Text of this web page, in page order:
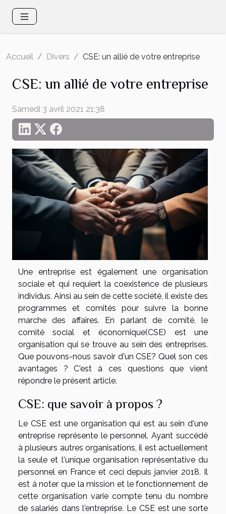
Accueil Divers CSE: un allié de votre entreprise
CSE: un allié de votre entreprise
Samedi 3 avril 2021 21:38
Une entreprise est également une organisation
sociale et qui requiert la coexistence de plusieurs
individus. Ainsi au sein de cette société, il existe des
programmes et comités pour suivre la bonne
marche des affaires. En parlant de comité, le
comité social et économique(CSE) est une
organisation qui se trouve au sein des entreprises.
Que pouvons-nous savoir d'un CSE? Quel son ces
avantages ? C'est à ces questions que vient
répondre le présent article.
CSE: que savoir à propos ?
Le CSE est une organisation qui est au sein d'une
entreprise représente le personnel. Ayant succédé
à plusieurs autres organisations, il est actuellement
la seule et l'unique organisation représentative du
personnel en France et ceci depuis janvier 2018. Il
est à noter que la mission et le fonctionnement de
cette organisation varie compte tenu du nombre
de salariés dans l'entreprise. Le CSE est une sorte